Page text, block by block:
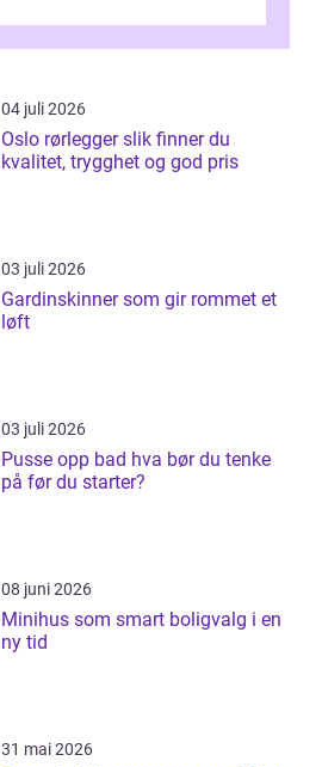
04 juli 2026
Oslo rørlegger slik finner du
kvalitet, trygghet og god pris
03 juli 2026
Gardinskinner som gir rommet et
løft
03 juli 2026
Pusse opp bad hva bør du tenke
på før du starter?
08 juni 2026
Minihus som smart boligvalg i en
ny tid
31 mai 2026